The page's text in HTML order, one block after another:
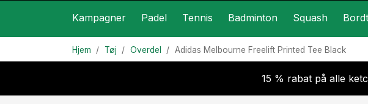
Kampagner Padel Tennis Badminton Squash
Hjem Tøj Overdel Adidas Melbourne Freelift Printed Tee Black
15 % rabat på alle